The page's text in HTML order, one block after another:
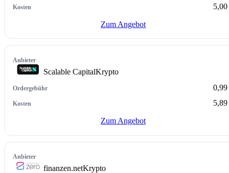
5,00
Zum Angebot
Scalable CapitalKrypto
0,99
5,89
Zum Angebot
finanzen.netKrypto